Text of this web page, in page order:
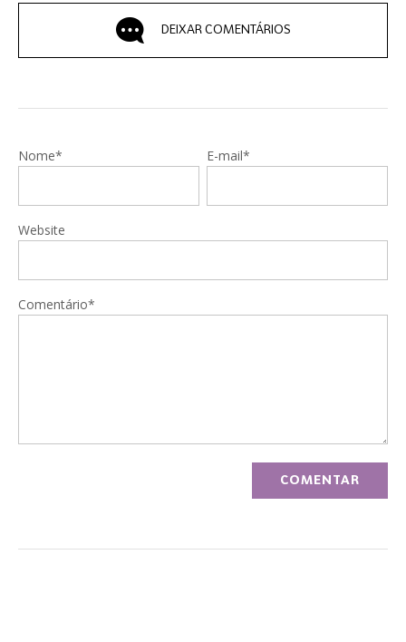
DEIXAR COMENTÁRIOS
Nome* E-mail*
Website
Comentário*